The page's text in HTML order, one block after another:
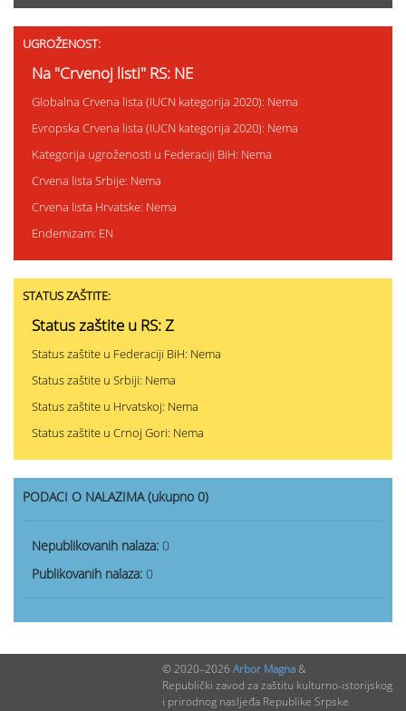
UGROŽENOST:
Na "Crvenoj listi" RS: NE
Globalna Crvena lista (IUCN kategorija 2020): Nema
Evropska Crvena lista (IUCN kategorija 2020): Nema
Kategorija ugroženosti u Federaciji BiH: Nema
Crvena lista Srbije: Nema
Crvena lista Hrvatske: Nema
Endemizam: EN
STATUS ZAŠTITE:
Status zaštite u RS: Z
Status zaštite u Federaciji BiH: Nema
Status zaštite u Srbiji: Nema
Status zaštite u Hrvatskoj: Nema
Status zaštite u Crnoj Gori: Nema
PODACI O NALAZIMA (ukupno 0)
Nepublikovanih nalaza: 0
Publikovanih nalaza: 0
© 2020–2026 Arbor Magna&
Republički zavod za zaštitu kulturno-istorijskog
i prirodnog nasljeđa Republike Srpske